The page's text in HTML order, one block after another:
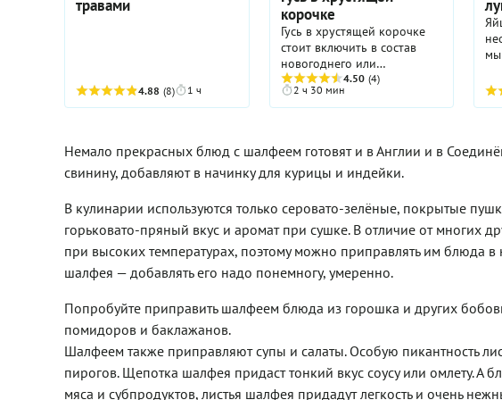
травами
4.88 (8) 1 ч
корочке
Гусь в хрустящей корочке
стоит включить в состав
новогоднего или
рождественского меню,
ведь именно эту птицу
издавна запекали к
зимних праздников. Знают
об этом многие, но
приготовить ее решаются
осуществление идеи
кажется сложным, а сам
процесс — невероятно
долгим. Признаемся честно:
запекание гуся, конечно,
вот сложностей в
подготовке птицы
если у вас под рукой есть
надежное «руководство к
действию». Мы с радостью
4.50 (4)
2 ч 30 мин
мы
но
Немало прекрасных блюд с шалфеем готовят и в Англии и в
свинину, добавляют в начинку для курицы и индейки.
В кулинарии используются только серовато-зелёные, покрытые
горьковато-пряный вкус и аромат при сушке. В отличие от многих
при высоких температурах, поэтому можно приправлять им блюда в
шалфея — добавлять его надо понемногу, умеренно.
Попробуйте приправить шалфеем блюда из горошка и других
помидоров и баклажанов.
Шалфеем также приправляют супы и салаты. Особую пикантность
пирогов. Щепотка шалфея придаст тонкий вкус соусу или омлету.
мяса и субпродуктов, листья шалфея придадут легкость и очень